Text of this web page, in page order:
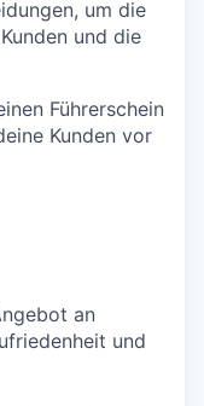
um die
und die
Führerschein
Kunden vor
an
und